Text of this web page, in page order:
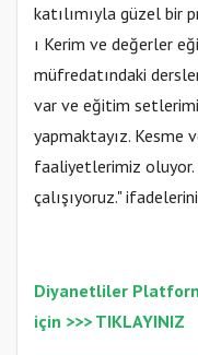
katılımıyla güzel bir
ı Kerim ve değerler
müfredatındaki
var ve eğitim
yapmaktayız. Kesme
faaliyetlerimiz
çalışıyoruz."
Diyanetliler
için >>> TIKLAYINIZ